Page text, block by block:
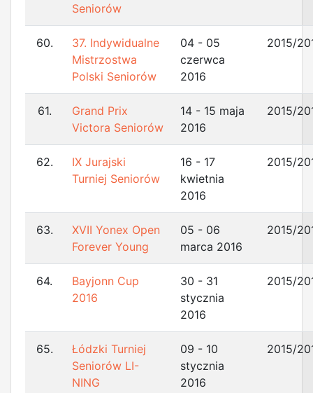
Seniorów
60.
37. Indywidualne
Mistrzostwa
Polski Seniorów
04 - 05
czerwca
2016
2015/
61.
Grand Prix
Victora Seniorów
14 - 15 maja
2016
2015/
62.
IX Jurajski
Turniej Seniorów
16 - 17
kwietnia
2016
2015/
63.
XVII Yonex Open
Forever Young
05 - 06
marca 2016
2015/
64.
Bayjonn Cup
2016
30 - 31
stycznia
2016
2015/
65.
Łódzki Turniej
Seniorów LI-
NING
09 - 10
stycznia
2016
2015/